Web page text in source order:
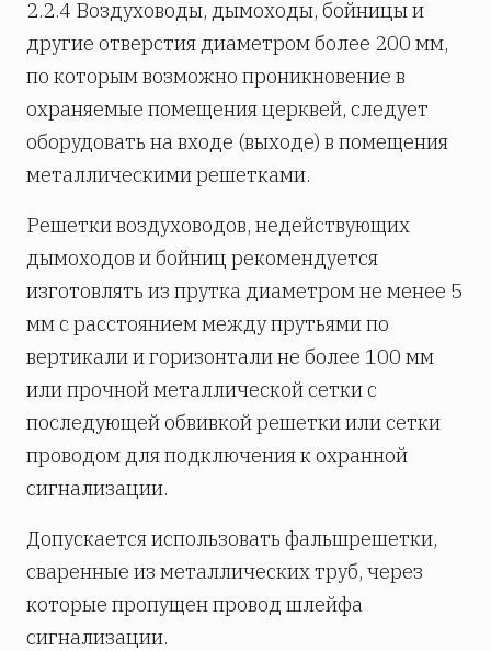
2.2.4 Воздуховоды, дымоходы, бойницы и
другие отверстия диаметром более 200 мм,
по которым возможно проникновение в
охраняемые помещения церквей, следует
оборудовать на входе (выходе) в помещения
металлическими решетками.
Решетки воздуховодов, недействующих
дымоходов и бойниц рекомендуется
изготовлять из прутка диаметром не менее 5
мм с расстоянием между прутьями по
вертикали и горизонтали не более 100 мм
или прочной металлической сетки с
последующей обвивкой решетки или сетки
проводом для подключения к охранной
сигнализации.
Допускается использовать фальшрешетки,
сваренные из металлических труб, через
которые пропущен провод шлейфа
сигнализации.